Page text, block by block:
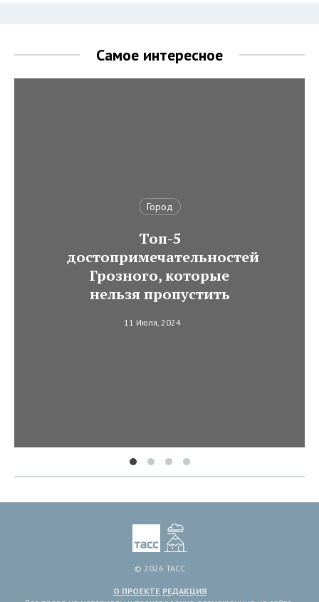
Самое интересное
Город
Топ-5
достопримечательностей
Грозного, которые
нельзя пропустить
11 Июля, 2024
© 2026 ТАСС
О ПРОЕКТЕ РЕДАКЦИЯ